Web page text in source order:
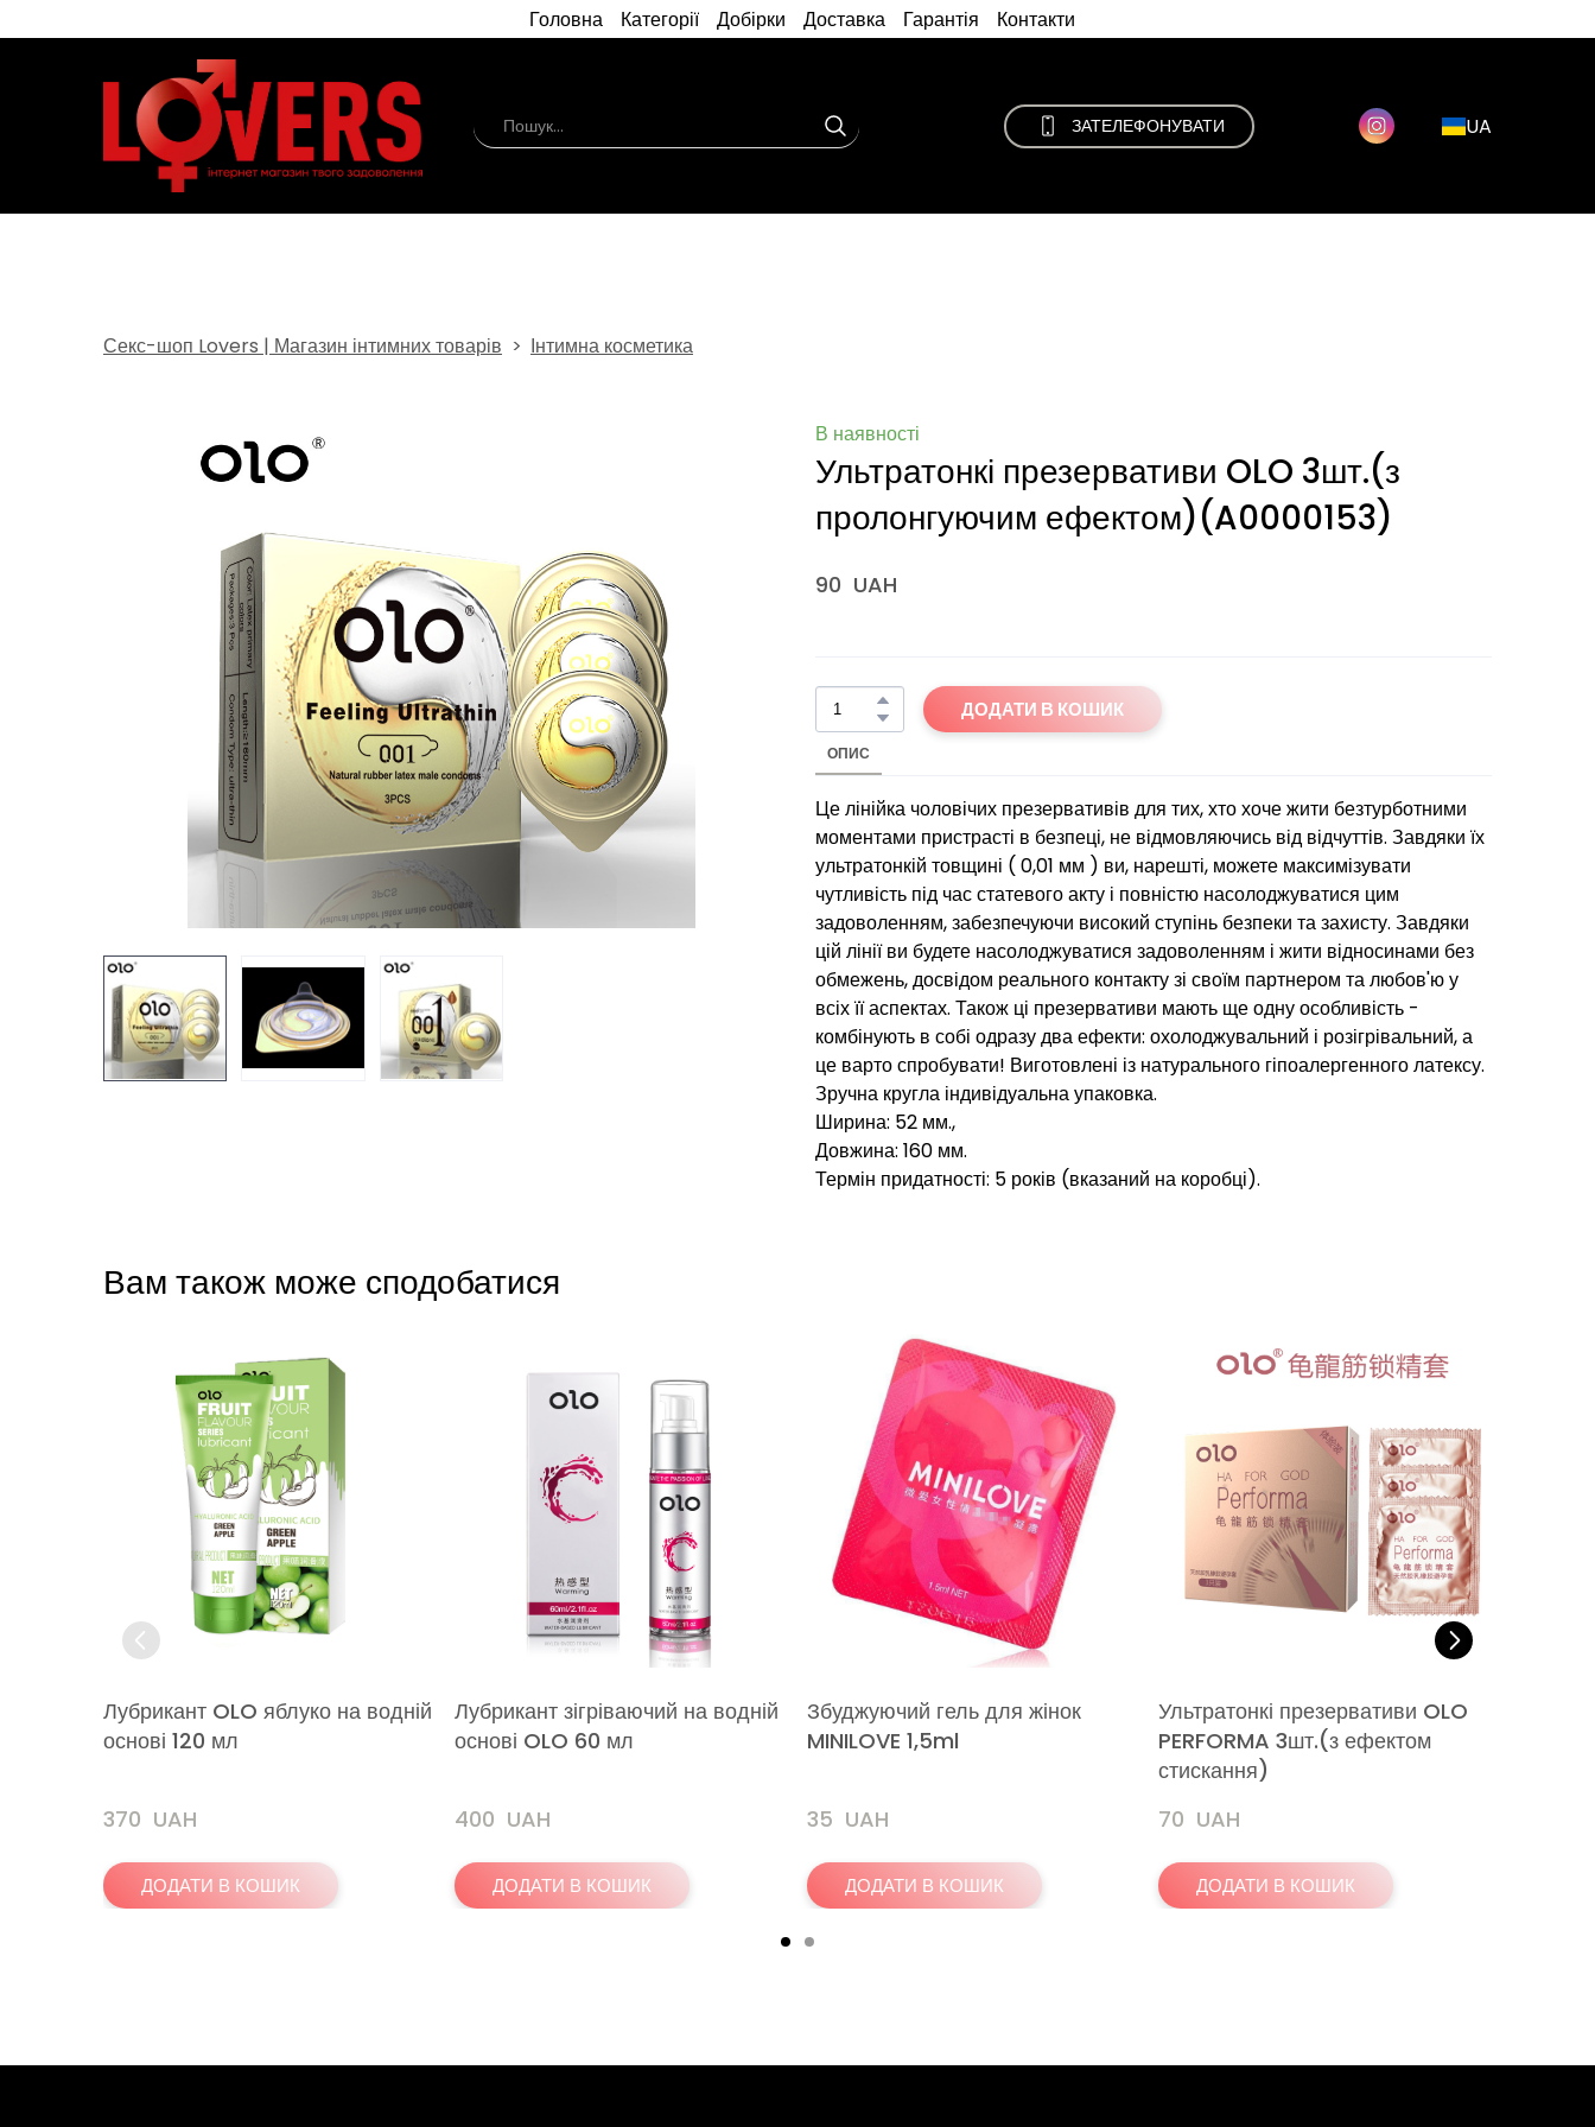
Головна Категорії Добірки Доставка Гарантія Контакти
ЗАТЕЛЕФОНУВАТИ UA
Секс-шоп Lovers | Магазин інтимних товарів Інтимна косметика
В наявності
Ультратонкі презервативи OLO 3шт.(з
пролонгуючим ефектом)(A0000153)
90  UAH
ДОДАТИ В КОШИК
ОПИС
Це лінійка чоловічих презервативів для тих, хто хоче жити безтурботними
моментами пристрасті в безпеці, не відмовляючись від відчуттів. Завдяки їх
ультратонкій товщині ( 0,01 мм ) ви, нарешті, можете максимізувати
чутливість під час статевого акту і повністю насолоджуватися цим
задоволенням, забезпечуючи високий ступінь безпеки та захисту. Завдяки
цій лінії ви будете насолоджуватися задоволенням і жити відносинами без
обмежень, досвідом реального контакту зі своїм партнером та любов'ю у
всіх її аспектах. Також ці презервативи мають ще одну особливість -
комбінують в собі одразу два ефекти: охолоджувальний і розігрівальний, а
це варто спробувати! Виготовлені із натурального гіпоалергенного латексу.
Зручна кругла індивідуальна упаковка.
Ширина: 52 мм.,
Довжина: 160 мм.
Термін придатності: 5 років (вказаний на коробці).
Вам також може сподобатися
Лубрикант OLO яблуко на водній
основі 120 мл
370  UAH
ДОДАТИ В КОШИК
Лубрикант зігріваючий на водній
основі OLO 60 мл
400  UAH
ДОДАТИ В КОШИК
Збуджуючий гель для жінок
MINILOVE 1,5ml
35  UAH
ДОДАТИ В КОШИК
Ультратонкі презервативи OLO
PERFORMA 3шт.(з ефектом
стискання)
70  UAH
ДОДАТИ В КОШИК